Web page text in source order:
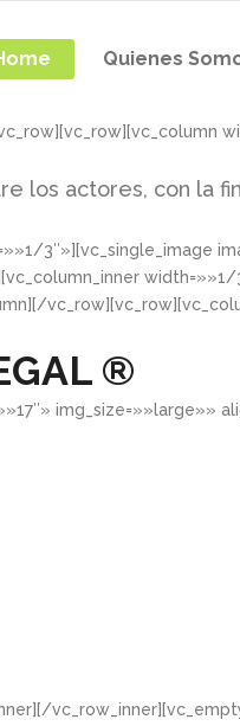
Quienes
los actores, con la
3″»][vc_single_image
width=»»1/
®
img_size=»»large»»